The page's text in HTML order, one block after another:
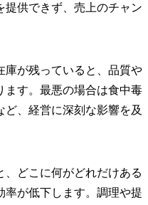
提供できず、売上のチャン
庫が残っていると、品質や
ます。最悪の場合は食中毒
、経営に深刻な影響を及
、どこに何がどれだけある
率が低下します。調理や提